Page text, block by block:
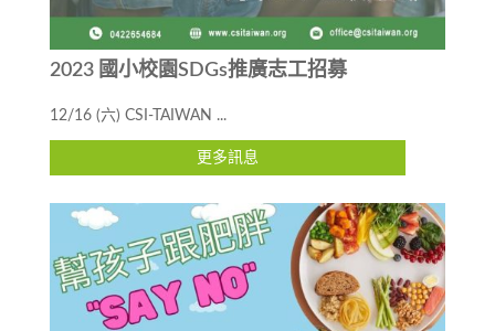
2023 國小校園SDGs推廣志工招募
12/16 (六) CSI-TAIWAN ...
更多訊息